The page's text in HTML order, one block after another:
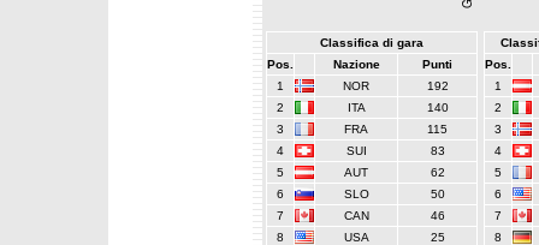
Classifica di gara
Pos.
Nazione
Punti
1
NOR
192
2
ITA
140
3
FRA
115
4
SUI
83
5
AUT
62
6
SLO
50
7
CAN
46
8
USA
25
Pos.
1
2
3
4
5
6
7
8